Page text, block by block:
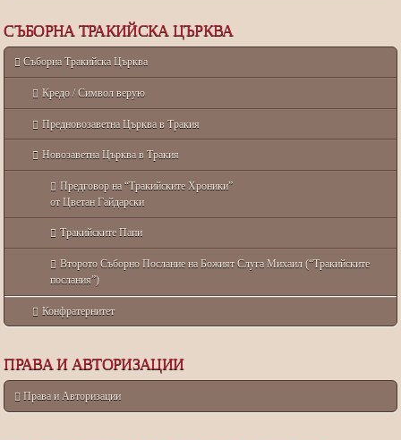
СЪБОРНА ТРАКИЙСКА ЦЪРКВА
Съборна Тракийска Църква
Кредо / Символ верую
Предновозаветна Църква в Тракия
Новозаветна Църква в Тракия
Предговор на “Тракийските Хроники”
от Цветан Гайдарски
Тракийските Папи
Второто Съборно Послание на Божият Слуга Михаил (“Тракийските
послания”)
Конфратернитет
ПРАВА И АВТОРИЗАЦИИ
Права и Авторизации